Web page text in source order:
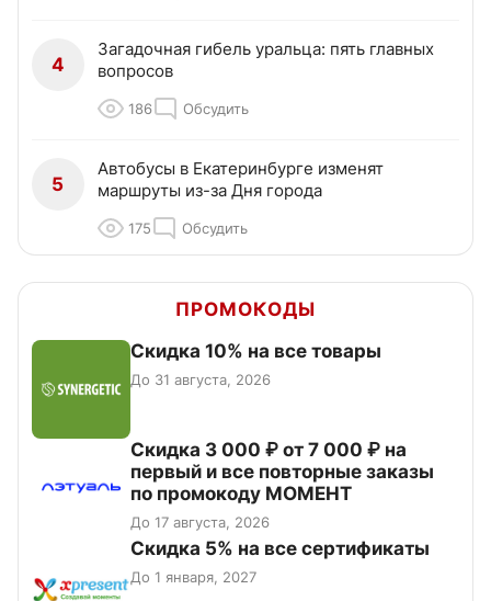
4
Загадочная гибель уральца: пять главных
вопросов
186 Обсудить
5
Автобусы в Екатеринбурге изменят
маршруты из-за Дня города
175 Обсудить
ПРОМОКОДЫ
Скидка 10% на все товары
До 31 августа, 2026
Скидка 3 000 ₽ от 7 000 ₽ на
первый и все повторные заказы
по промокоду МОМЕНТ
До 17 августа, 2026
Скидка 5% на все сертификаты
До 1 января, 2027